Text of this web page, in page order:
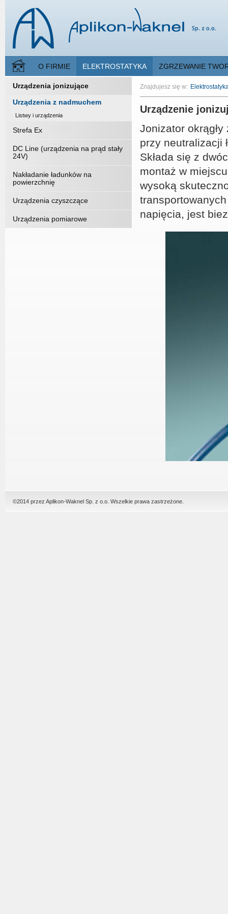
O FIRMIE ELEKTROSTATYKA ZGRZEWANIE
Urządzenia jonizujące
Urządzenia z nadmuchem
Listwy i urządzenia
Strefa Ex
DC Line (urządzenia na prąd stały
24V)
Nakładanie ładunków na
powierzchnię
Urządzenia czyszczące
Urządzenia pomiarowe
Znajdujesz się w:
Urządzenie
Jonizator
przy neutralizacji
Składa się z
montaż w
wysoką
napięcia, jest
©2014 przez Aplikon-Waknel Sp. z o.o. Wszelkie prawa zastrzeżone.